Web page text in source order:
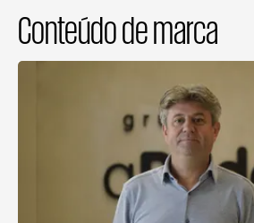
Conteúdo de marca